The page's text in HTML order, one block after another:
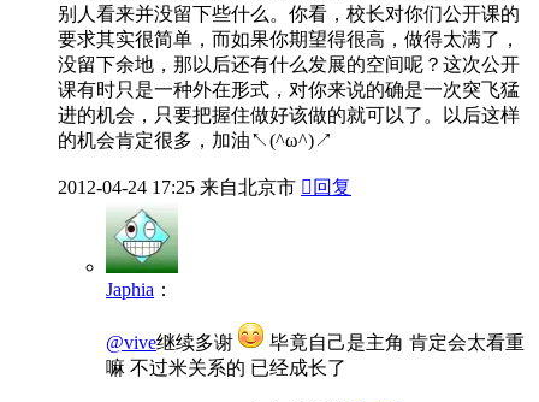
别人看来并没留下些什么。你看，校长对你们公开课的
要求其实很简单，而如果你期望得很高，做得太满了，
没留下余地，那以后还有什么发展的空间呢？这次公开
课有时只是一种外在形式，对你来说的确是一次突飞猛
进的机会，只要把握住做好该做的就可以了。以后这样
的机会肯定很多，加油↖(^ω^)↗
2012-04-24 17:25 来自北京市  回复
Japhia ：
@vive继续多谢
毕竟自己是主角 肯定会太看重
嘛 不过米关系的 已经成长了